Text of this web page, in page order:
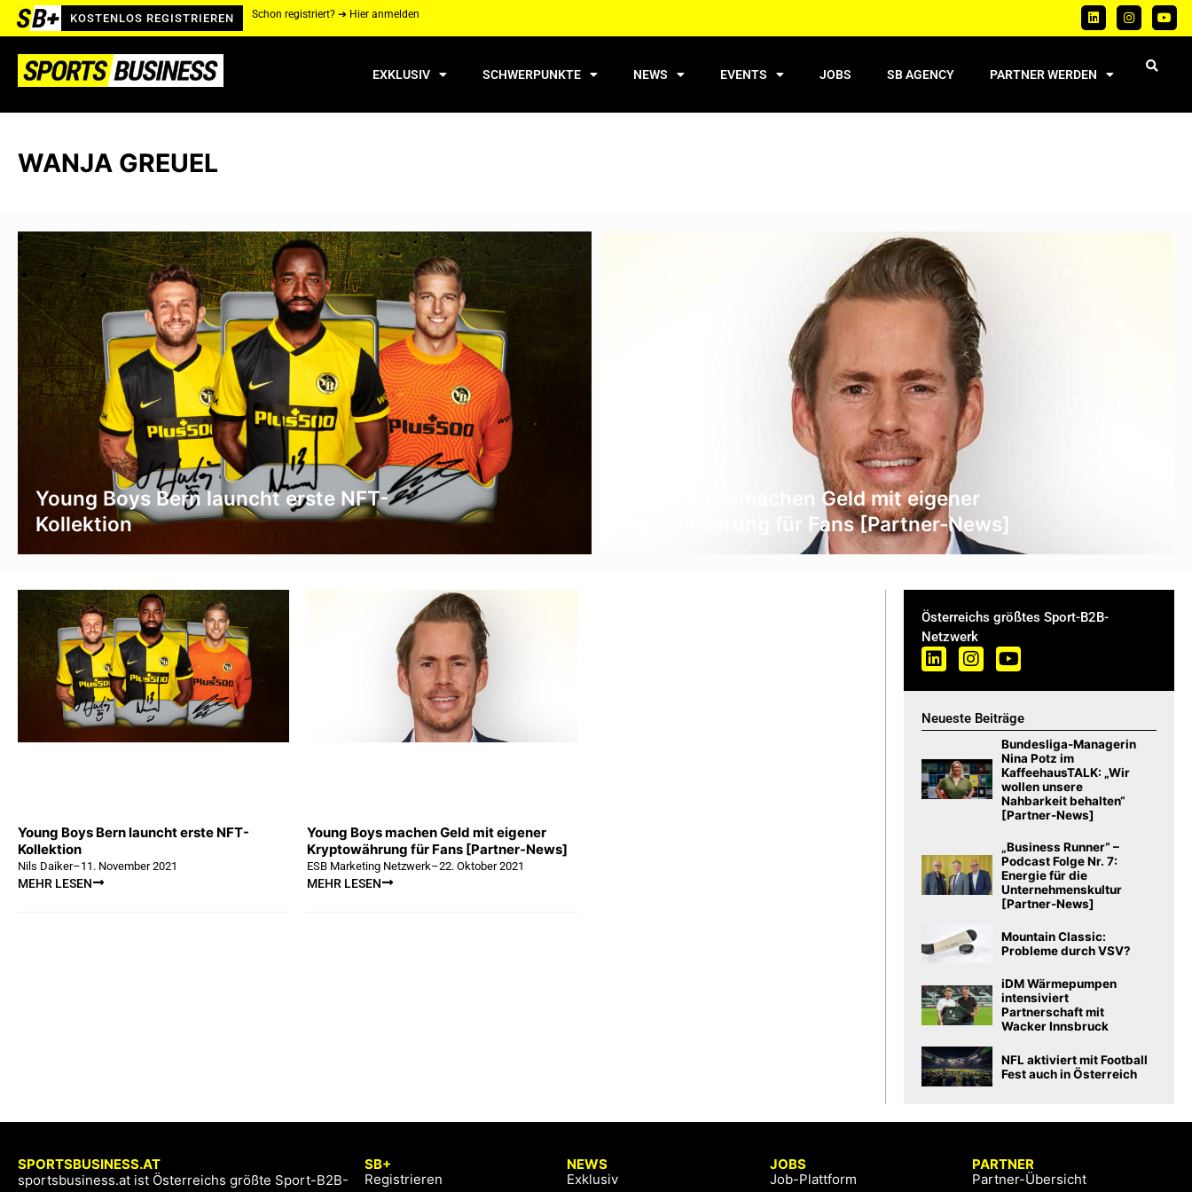
KOSTENLOS REGISTRIEREN Schon registriert? ➔ Hier anmelden
EXKLUSIV SCHWERPUNKTE NEWS EVENTS JOBS SB AGENCY PARTNER WERDEN
WANJA GREUEL
Young Boys Bern launcht erste NFT-
Kollektion
Young Boys machen Geld mit eigener
Kryptowährung für Fans [Partner-News]
Young Boys Bern launcht erste NFT-
Kollektion
Nils Daiker–11. November 2021
MEHR LESEN
Young Boys machen Geld mit eigener
Kryptowährung für Fans [Partner-News]
ESB Marketing Netzwerk–22. Oktober 2021
MEHR LESEN
Österreichs größtes Sport-B2B-
Netzwerk
Neueste Beiträge
Bundesliga-Managerin
Nina Potz im
KaffeehausTALK: „Wir
wollen unsere
Nahbarkeit behalten“
[Partner-News]
„Business Runner“ –
Podcast Folge Nr. 7:
Energie für die
Unternehmenskultur
[Partner-News]
Mountain Classic:
Probleme durch VSV?
iDM Wärmepumpen
intensiviert
Partnerschaft mit
Wacker Innsbruck
NFL aktiviert mit Football
Fest auch in Österreich
SPORTSBUSINESS.AT
sportsbusiness.at ist Österreichs größte Sport-B2B-
SB+
Registrieren
NEWS
Exklusiv
JOBS
Job-Plattform
PARTNER
Partner-Übersicht